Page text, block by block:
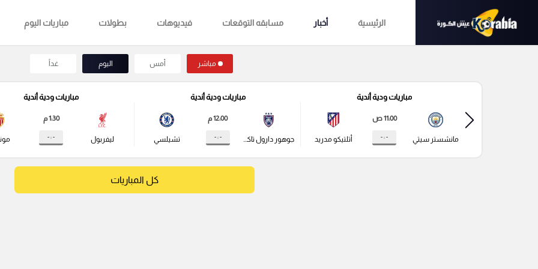
الرئيسية أخبار مسابقه التوقعات فيديوهات بطولات مباريات اليوم
مباشر أمس اليوم غداً
مباريات ودية أندية
مانشستر سيتي
11:00 ص
- : - أتلتيكو مدريد
مباريات ودية أندية
جوهور دارول تاكزيم
12:00 م
- : - تشيلسي
مباريات ودية أندية
ليفربول
1:30 م
- : -
كل المباريات